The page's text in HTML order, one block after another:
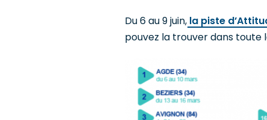
Du 6 au 9 juin, la piste
pouvez la trouver dans toute